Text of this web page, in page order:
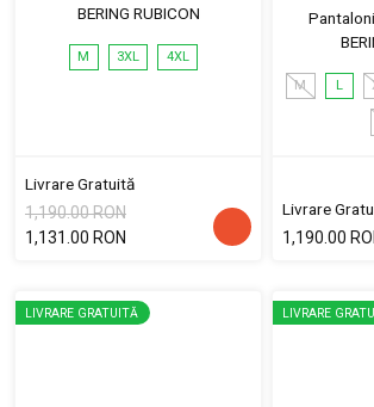
BERING RUBICON
M 3XL 4XL
Livrare Gratuită
1,190.00 RON
1,131.00 RON
M L
Livrare
1,190.00
LIVRARE GRATUITĂ LIVRARE